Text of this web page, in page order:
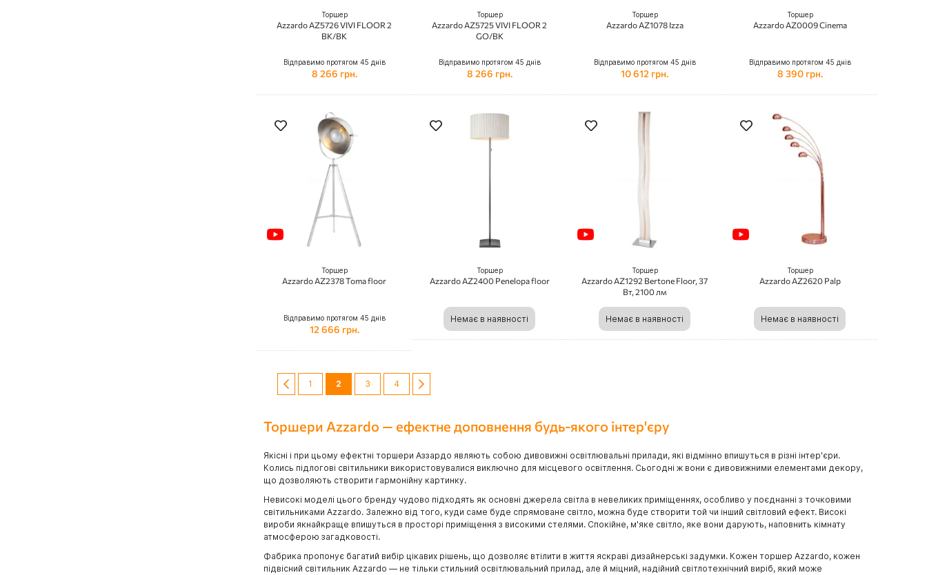
Торшер
Azzardo AZ5726 VIVI FLOOR 2
BK/BK
Відправимо протягом 45 днів
8 266 грн.
Торшер
Azzardo AZ5725 VIVI FLOOR 2
GO/BK
Відправимо протягом 45 днів
8 266 грн.
Торшер
Azzardo AZ1078 Izza
Відправимо протягом 45 днів
10 612 грн.
Торшер
Azzardo AZ0009 Cinema
Відправимо протягом 45 днів
8 390 грн.
Торшер
Azzardo AZ2378 Toma floor
Відправимо протягом 45 днів
12 666 грн.
Торшер
Azzardo AZ2400 Penelopa floor
Немає в наявності
Торшер
Azzardo AZ1292 Bertone Floor, 37
Вт, 2100 лм
Немає в наявності
Торшер
Azzardo AZ2620 Palp
Немає в наявності
Сторінка
Сторінка
Попередній
Сторінка
1 You're currently reading page
2 Сторінка
3 Сторінка
4 Сторінка
Далі
Торшери Azzardo — ефектне доповнення будь-якого інтер'єру
Якісні і при цьому ефектні торшери Аззардо являють собою дивовижні освітлювальні прилади, які відмінно впишуться в різні інтер'єри.
Колись підлогові світильники використовувалися виключно для місцевого освітлення. Сьогодні ж вони є дивовижними елементами декору,
що дозволяють створити гармонійну картинку.
Невисокі моделі цього бренду чудово підходять як основні джерела світла в невеликих приміщеннях, особливо у поєднанні з точковими
світильниками Azzardo. Залежно від того, куди саме буде спрямоване світло, можна буде створити той чи інший світловий ефект. Високі
вироби якнайкраще впишуться в просторі приміщення з високими стелями. Спокійне, м'яке світло, яке вони дарують, наповнить кімнату
атмосферою загадковості.
Фабрика пропонує багатий вибір цікавих рішень, що дозволяє втілити в життя яскраві дизайнерські задумки. Кожен торшер Azzardo, кожен
підвісний світильник Azzardo — не тільки стильний освітлювальний прилад, але й міцний, надійний світлотехнічний виріб, який може